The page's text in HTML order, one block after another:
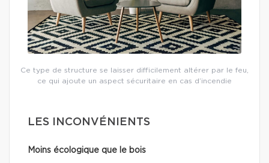
Ce type de structure se laisser difficilement altérer par le feu,
ce qui ajoute un aspect sécuritaire en cas d’incendie
LES INCONVÉNIENTS
Moins écologique que le bois